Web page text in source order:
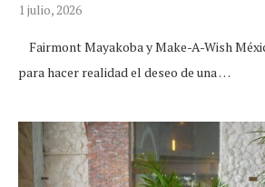
1 julio, 2026
Fairmont Mayakoba y Make-A-Wish
para hacer realidad el deseo de una …